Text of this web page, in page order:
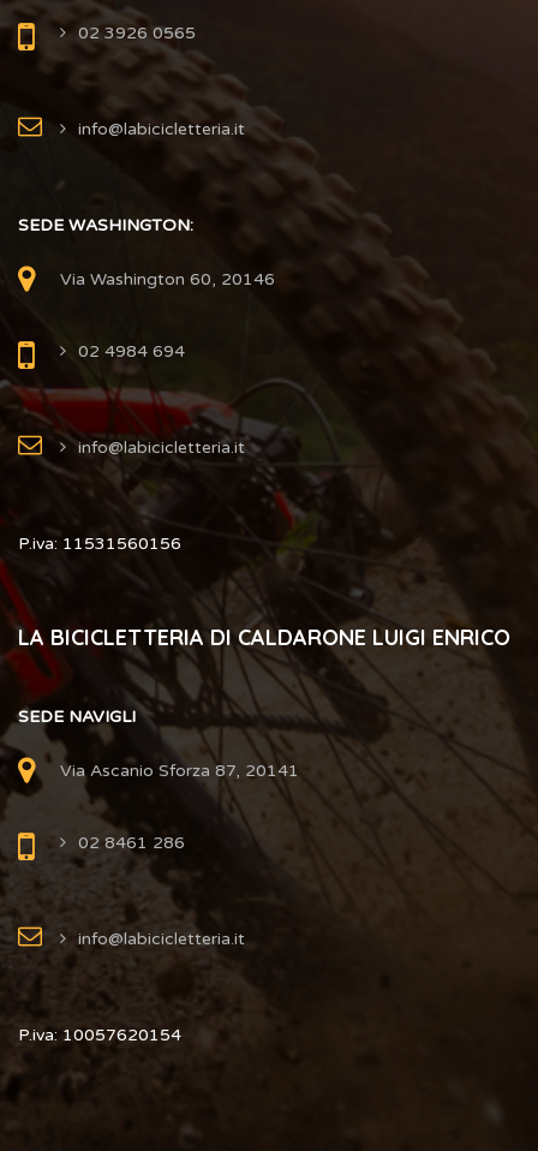
02 3926 0565
info@labicicletteria.it
SEDE WASHINGTON:
Via Washington 60, 20146
02 4984 694
info@labicicletteria.it
P.iva: 11531560156
LA BICICLETTERIA DI CALDARONE LUIGI ENRICO
SEDE NAVIGLI
Via Ascanio Sforza 87, 20141
02 8461 286
info@labicicletteria.it
P.iva: 10057620154